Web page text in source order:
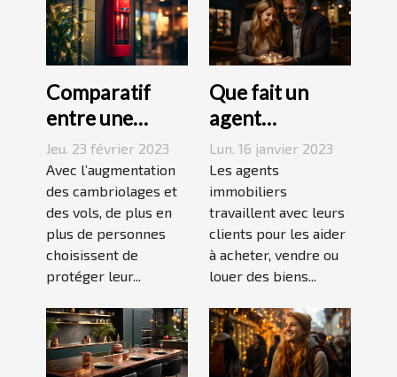
Comparatif
entre une
agence sécurité
et un système
d’alarme
Jeu. 23 février 2023
Avec l’augmentation
des cambriolages et
des vols, de plus en
plus de personnes
choisissent de
protéger leur...
Que fait un
agent
immobilier ?
Lun. 16 janvier 2023
Les agents
immobiliers
travaillent avec leurs
clients pour les aider
à acheter, vendre ou
louer des biens...